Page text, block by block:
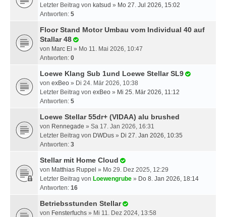
Letzter Beitrag von katsud » Mo 27. Jul 2026, 15:02
Antworten: 5
Floor Stand Motor Umbau vom Individual 40 auf
Stallar 48
von Marc El » Mo 11. Mai 2026, 10:47
Antworten: 0
Loewe Klang Sub 1und Loewe Stellar SL9
von exBeo » Di 24. Mär 2026, 10:38
Letzter Beitrag von exBeo » Mi 25. Mär 2026, 11:12
Antworten: 5
Loewe Stellar 55dr+ (VIDAA) alu brushed
von Rennegade » Sa 17. Jan 2026, 16:31
Letzter Beitrag von DWDus » Di 27. Jan 2026, 10:35
Antworten: 3
Stellar mit Home Cloud
von Matthias Ruppel » Mo 29. Dez 2025, 12:29
Letzter Beitrag von Loewengrube » Do 8. Jan 2026, 18:14
Antworten: 16
Betriebsstunden Stellar
von Fensterfuchs » Mi 11. Dez 2024, 13:58